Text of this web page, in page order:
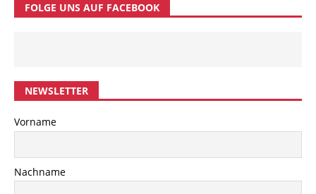
FOLGE UNS AUF FACEBOOK
NEWSLETTER
Vorname
Nachname